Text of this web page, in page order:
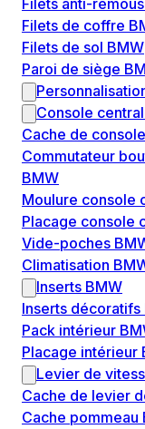
Filets anti-
Filets de coffre
Filets de sol BMW
Paroi de siège
Console
Cache de
Commutateur
BMW
Moulure console
Placage console
Vide-poches
Climatisation
Inserts BMW
Inserts décoratifs
Pack intérieur
Placage intérieur
Levier de
Cache de levier
Cache pommeau